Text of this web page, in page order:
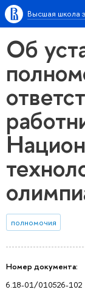
Высшая школа
Об
полномочия
Номер документа:
6.18-01/010526-102